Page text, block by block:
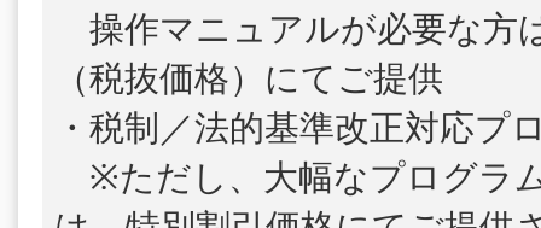
操作マニュアルが必要な方
（税抜価格）にてご提供
・税制／法的基準改正対応プ
※ただし、大幅なプログラ